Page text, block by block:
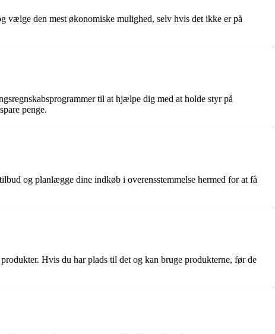
vælge den mest økonomiske mulighed, selv hvis det ikke er på
til at hjælpe dig med at holde styr på
penge.
og planlægge dine indkøb i overensstemmelse hermed for at få
Hvis du har plads til det og kan bruge produkterne, før de